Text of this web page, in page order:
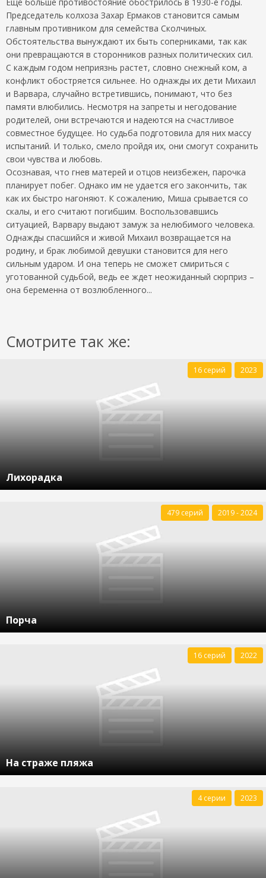
Председатель колхоза Захар Ермаков становится самым
главным противником для семейства Сколчиных.
Обстоятельства вынуждают их быть соперниками, так как
они превращаются в сторонников разных политических сил.
С каждым годом неприязнь растет, словно снежный ком, а
конфликт обостряется сильнее. Но однажды их дети Михаил
и Варвара, случайно встретившись, понимают, что без
памяти влюбились. Несмотря на запреты и негодование
родителей, они встречаются и надеются на счастливое
совместное будущее. Но судьба подготовила для них массу
испытаний. И только, смело пройдя их, они смогут сохранить
свои чувства и любовь.
Осознавая, что гнев матерей и отцов неизбежен, парочка
планирует побег. Однако им не удается его закончить, так
как их быстро нагоняют. К сожалению, Миша срывается со
скалы, и его считают погибшим. Воспользовавшись
ситуацией, Варвару выдают замуж за нелюбимого человека.
Однажды спасшийся и живой Михаил возвращается на
родину, и брак любимой девушки становится для него
сильным ударом. И она теперь не сможет смириться с
уготованной судьбой, ведь ее ждет неожиданный сюрприз –
она беременна от возлюбленного...
Смотрите так же:
Лихорадка
16 серий 2023
Порча
479 серий 2019 - 2024
На страже пляжа
16 серий 2022
4 серии 2023